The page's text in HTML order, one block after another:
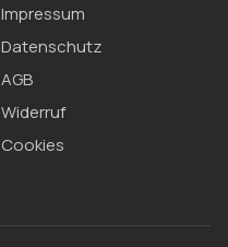
Impressum
Datenschutz
AGB
Widerruf
Cookies